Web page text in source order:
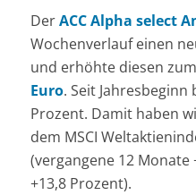
DerACC Alpha select
Wochenverlauf einen
und erhöhte diesen
Euro. Seit
Prozent. Damit haben
dem MSCI
(vergangene 12
+13,8 Prozent).